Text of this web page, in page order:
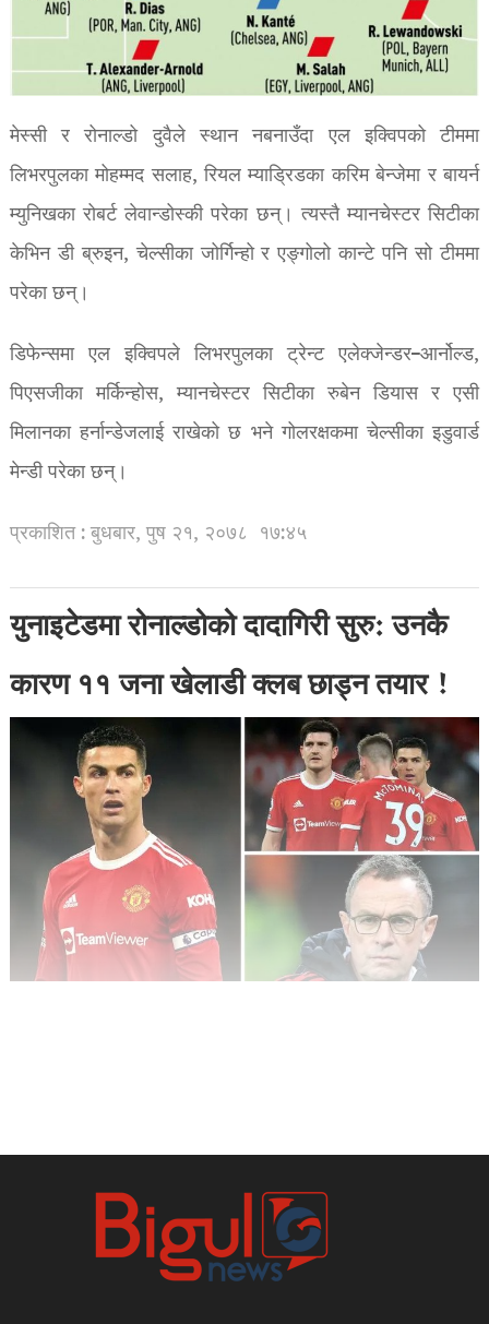
मेस्सी र रोनाल्डो दुवैले स्थान नबनाउँदा एल इक्विपको टीममा
लिभरपुलका मोहम्मद सलाह, रियल म्याड्रिडका करिम बेन्जेमा र बायर्न
म्युनिखका रोबर्ट लेवान्डोस्की परेका छन्। त्यस्तै म्यानचेस्टर सिटीका
केभिन डी ब्रुइन, चेल्सीका जोर्गिन्हो र एङ्गोलो कान्टे पनि सो टीममा
परेका छन्।
डिफेन्समा एल इक्विपले लिभरपुलका ट्रेन्ट एलेक्जेन्डर–आर्नोल्ड,
पिएसजीका मर्किन्होस, म्यानचेस्टर सिटीका रुबेन डियास र एसी
मिलानका हर्नान्डेजलाई राखेको छ भने गोलरक्षकमा चेल्सीका इडुवार्ड
मेन्डी परेका छन्।
प्रकाशित : बुधबार, पुष २१, २०७८ १७:४५
युनाइटेडमा रोनाल्डोको दादागिरी सुरु: उनकै
कारण ११ जना खेलाडी क्लब छाड्न तयार !